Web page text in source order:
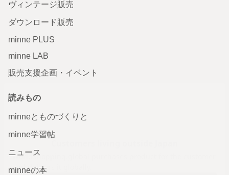
ヴィンテージ販売
ダウンロード販売
minne PLUS
minne LAB
販売支援企画・イベント
読みもの
minneとものづくりと
minne学習帖
ニュース
minneの本